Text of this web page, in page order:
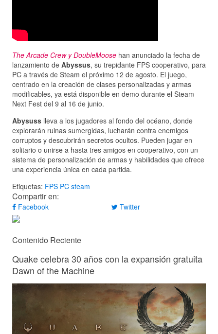
The Arcade Crew y DoubleMoose han anunciado la fecha de
lanzamiento de Abyssus, su trepidante FPS cooperativo, para
PC a través de Steam el próximo 12 de agosto. El juego,
centrado en la creación de clases personalizadas y armas
modificables, ya está disponible en demo durante el Steam
Next Fest del 9 al 16 de junio.
Abysuss lleva a los jugadores al fondo del océano, donde
explorarán ruinas sumergidas, lucharán contra enemigos
corruptos y descubrirán secretos ocultos. Pueden jugar en
solitario o unirse a hasta tres amigos en cooperativo, con un
sistema de personalización de armas y habilidades que ofrece
una experiencia única en cada partida.
Etiquetas: FPS PC steam
Compartir en:
Facebook Twitter
Contenido Reciente
Quake celebra 30 años con la expansión gratuita
Dawn of the Machine